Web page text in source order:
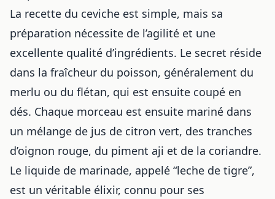
La recette du ceviche est simple, mais sa
préparation nécessite de l’agilité et une
excellente qualité d’ingrédients. Le secret réside
dans la fraîcheur du poisson, généralement du
merlu ou du flétan, qui est ensuite coupé en
dés. Chaque morceau est ensuite mariné dans
un mélange de jus de citron vert, des tranches
d’oignon rouge, du piment aji et de la coriandre.
Le liquide de marinade, appelé “leche de tigre”,
est un véritable élixir, connu pour ses